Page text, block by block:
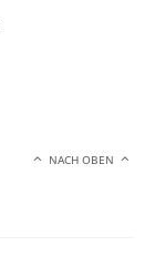
NACH OBEN